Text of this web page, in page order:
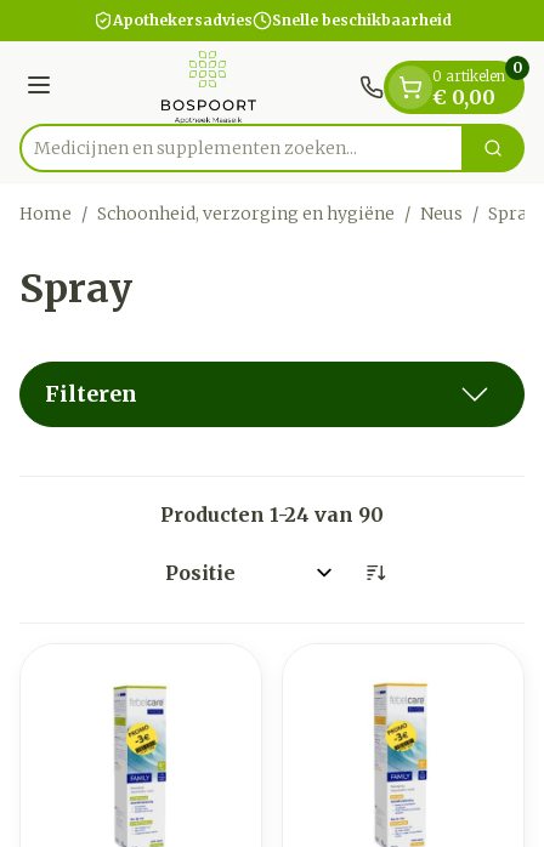
Ga naar de inhoudApothekersadvies Snelle beschikbaarheid
Menu
Product, merk, categorie...
Medicijnen en supplementen zoek Zoek
0 artikelen
€ 0,00
0
Home / Schoonheid, verzorging en hygiëne / Neus / Spray
Spray
Filteren
Producten 1-24 van 90
Sorteer op: